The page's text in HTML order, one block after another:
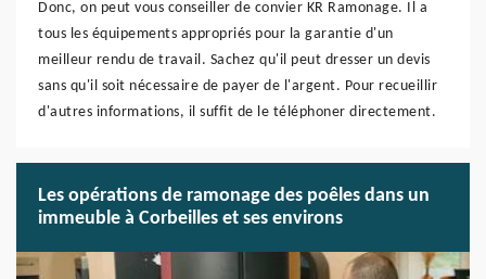
Donc, on peut vous conseiller de convier KR Ramonage. Il a
tous les équipements appropriés pour la garantie d'un
meilleur rendu de travail. Sachez qu'il peut dresser un devis
sans qu'il soit nécessaire de payer de l'argent. Pour recueillir
d'autres informations, il suffit de le téléphoner directement.
Les opérations de ramonage des poêles dans un
immeuble à Corbeilles et ses environs